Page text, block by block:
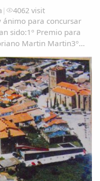
| 4062 visit
ánimo para concursar
sido:1º Premio para